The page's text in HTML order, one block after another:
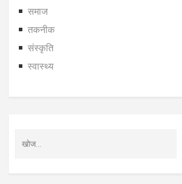
समाज
तकनीक
संस्कृति
स्वास्थ्य